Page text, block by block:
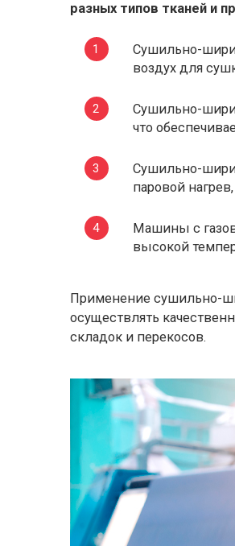
разных типов тканей и
Сушильно-
воздух для
Сушильно-
что
Сушильно-
паровой
Машины с
высокой
Применение сушильно-
осуществлять
складок и перекосов.